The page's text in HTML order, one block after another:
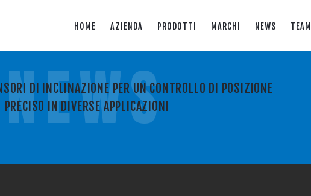
HOME AZIENDA PRODOTTI MARCHI NEWS TEAM
NEWS
DI INCLINAZIONE PER UN CONTROLLO DI POSIZIONE
PRECISO IN DIVERSE APPLICAZIONI